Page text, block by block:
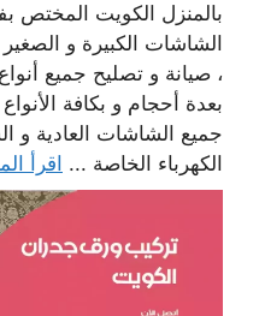
بالمنزل الكويت المختص
الشاشات الكبيرة و
، صيانة و تصليح جميع
بعدة أحجام و بكافة
جميع الشاشات العادية و
الكهرباء الخاصة ... اقرأ